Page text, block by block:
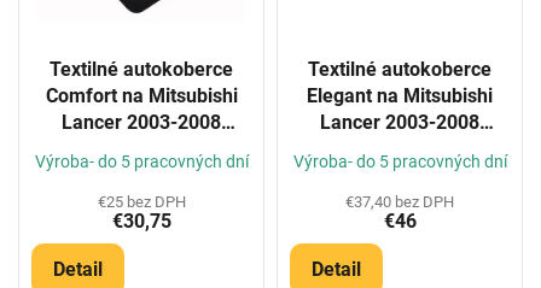
Textilné autokoberce
Comfort na Mitsubishi
Lancer 2003-2008
Výroba- do 5 pracovných dní
€25 bez DPH
€30,75
Detail
Textilné autokoberce
Elegant na Mitsubishi
Lancer 2003-2008
Výroba- do 5 pracovných dní
€37,40 bez DPH
€46
Detail